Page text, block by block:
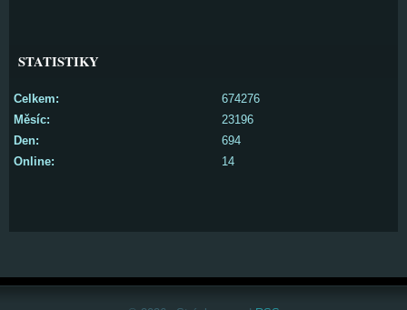
STATISTIKY
Online: 14
Celkem:
674276
Měsíc:
23196
Den:
694